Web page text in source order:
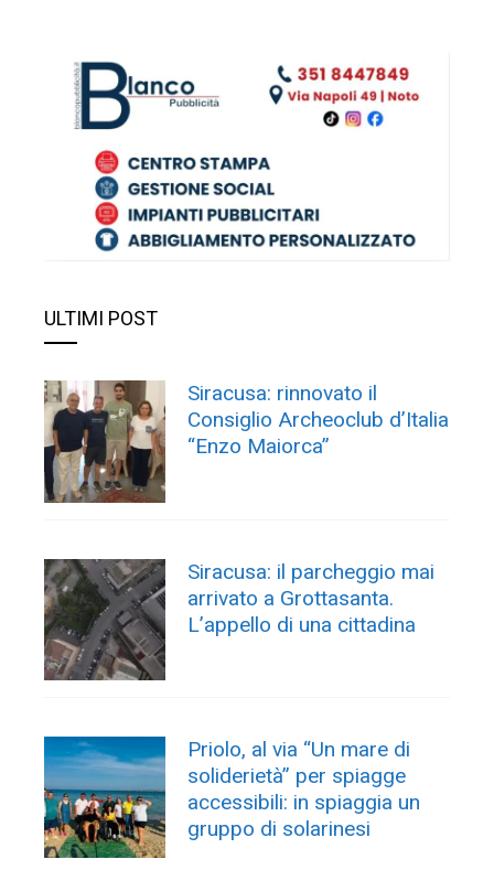
ULTIMI POST
Siracusa: rinnovato il
Consiglio Archeoclub d’Italia
“Enzo Maiorca”
Siracusa: il parcheggio mai
arrivato a Grottasanta.
L’appello di una cittadina
Priolo, al via “Un mare di
soliderietà” per spiagge
accessibili: in spiaggia un
gruppo di solarinesi